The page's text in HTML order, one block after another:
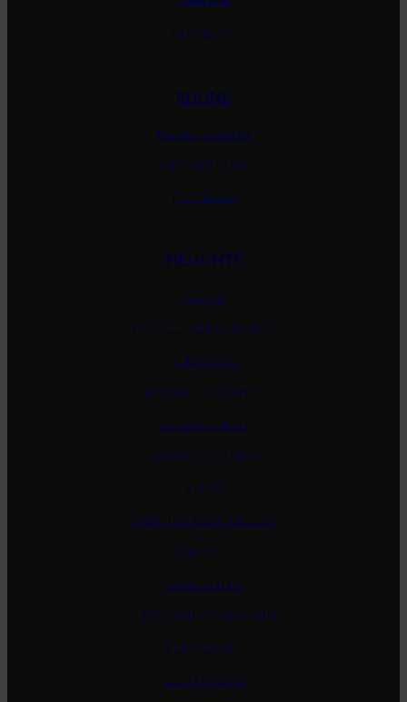
Trimbach
RHONE
Pierre Gonon
Vincent Paris
J. L. Chave
PIEMONTE
Azelia
Fratelli Alessandria
G. D. Vajra
Giovanni Canonica
Guido Porro
Rivella Serafino
Vietti
Bartolo Mascarello
Brovia
Cavallotto
E. Pira Chiara Boschis
Elio Altare
Elio Grasso